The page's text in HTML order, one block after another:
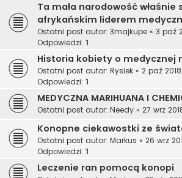
Ta mała narodowość właśnie
afrykańskim liderem
Ostatni post autor: 3majkupe « 3 paź
Odpowiedzi: 1
Historia kobiety o medycznej
Ostatni post autor: Rysiek « 2 paź
Odpowiedzi: 1
MEDYCZNA MARIHUANA I
Ostatni post autor: Needy « 27 wrz
Konopne ciekawostki ze
Ostatni post autor: Markus « 26 wrz
Odpowiedzi: 1
Leczenie ran pomocą konopi